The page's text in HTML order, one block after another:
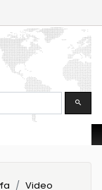
Video